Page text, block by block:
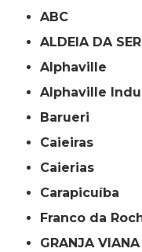
ABC
ALDEIA DA
Alphaville
Alphaville
Barueri
Caieiras
Caierias
Carapicuíba
Franco da
GRANJA VIANA